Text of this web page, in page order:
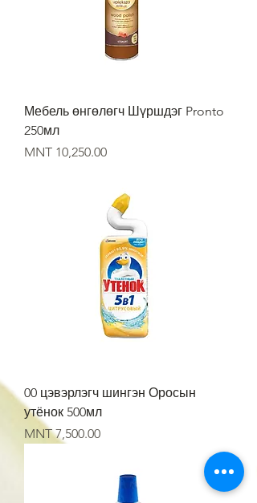
Мебель өнгөлөгч Шүршдэг Pronto
250мл
Price
MNT 10,250.00
00 цэвэрлэгч шингэн Оросын
утёнок 500мл
Price
MNT 7,500.00